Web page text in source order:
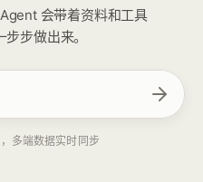
会带着资料和工具
步做出来。
多端数据实时同步